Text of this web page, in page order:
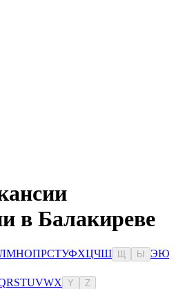
в Балакиреве
МНОПРСТУФХЦЧШ Ы ЭЮ
RSTUVWX Y Z